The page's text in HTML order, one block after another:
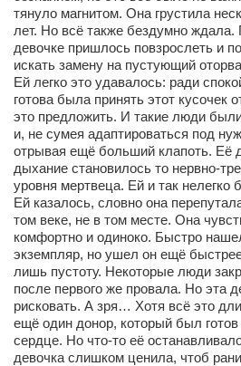
Тамара Кубракова
Елена Мельник
Вера Паненко
Семён Салатенко
Сергей Шепилов
Актёры
Валентин Бурый
Артём Мяус
Александра Сокол
Барды
Владимир Айзенберг
Игорь Добровольский
тянуло магнитом. Она грустила
лет. Но всё также бездумно ждала.
девочке пришлось повзрослеть и
искать замену на пустующий
Ей легко это удавалось: ради
готова была принять этот кусочек
это предложить. И такие люди
и, не сумея адаптироваться под
отрывая ещё больший клапоть. Её
дыхание становилось то нервно-
уровня мертвеца. Ей и так нелегко
Ей казалось, словно она
том веке, не в том месте. Она
комфортно и одиноко. Быстро
экземпляр, но ушел он ещё
лишь пустоту. Некоторые люди
после первого же провала. Но эта
рисковать. А зря… Хотя всё это
ещё один донор, который был готов
сердце. Но что-то её
девочка слишком ценила, чтоб